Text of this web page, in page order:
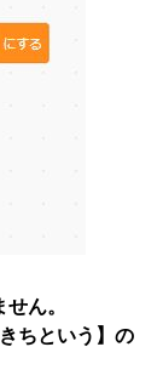
ん。
ちという】の